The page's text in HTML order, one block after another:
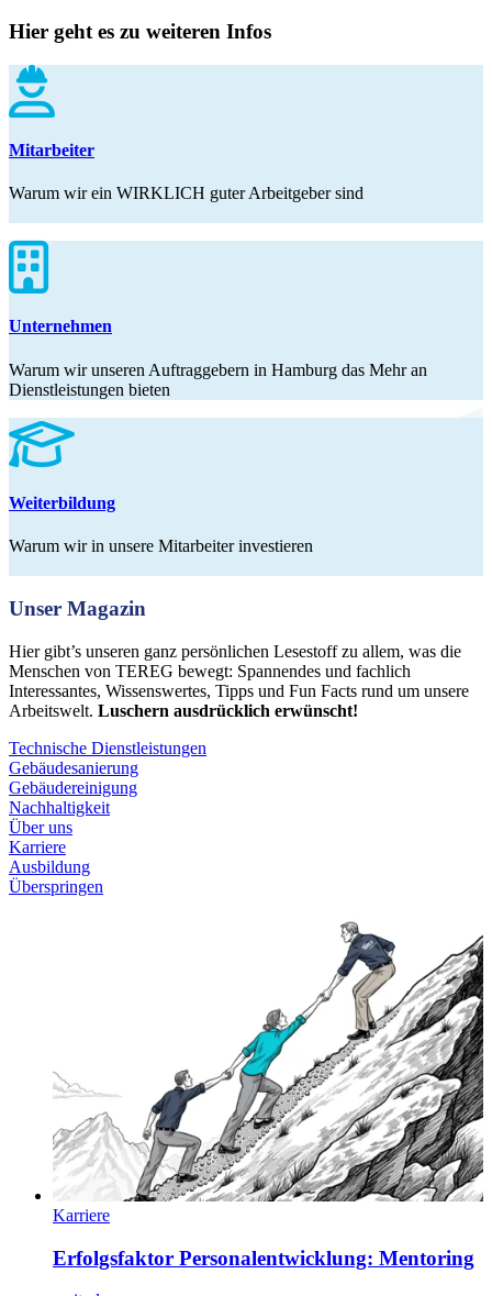
Hier geht es zu weiteren Infos
Mitarbeiter
Warum wir ein WIRKLICH guter Arbeitgeber sind
Unternehmen
Warum wir unseren Auftraggebern in Hamburg das Mehr an
Dienstleistungen bieten
Weiterbildung
Warum wir in unsere Mitarbeiter investieren
Unser Magazin
Hier gibt’s unseren ganz persönlichen Lesestoff zu allem, was die
Menschen von TEREG bewegt: Spannendes und fachlich
Interessantes, Wissenswertes, Tipps und Fun Facts rund um unsere
Arbeitswelt. Luschern ausdrücklich erwünscht!
Technische Dienstleistungen
Gebäudesanierung
Gebäudereinigung
Nachhaltigkeit
Über uns
Karriere
Ausbildung
Überspringen
Karriere
Erfolgsfaktor Personalentwicklung: Mentoring